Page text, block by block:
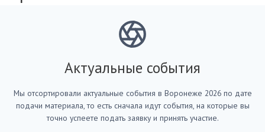
Актуальные события
Мы отсортировали актуальные события в Воронеже 2026 по дате
подачи материала, то есть сначала идут события, на которые вы
точно успеете подать заявку и принять участие.